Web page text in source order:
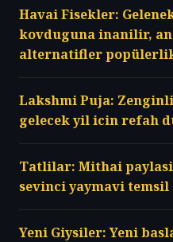
Havai Fisekler:
kovduguna inanilir,
alternatifler
Lakshmi Puja:
gelecek yil icin refah
Tatlilar: Mithai
sevinci yaymavi temsil
Yeni Giysiler: Yeni